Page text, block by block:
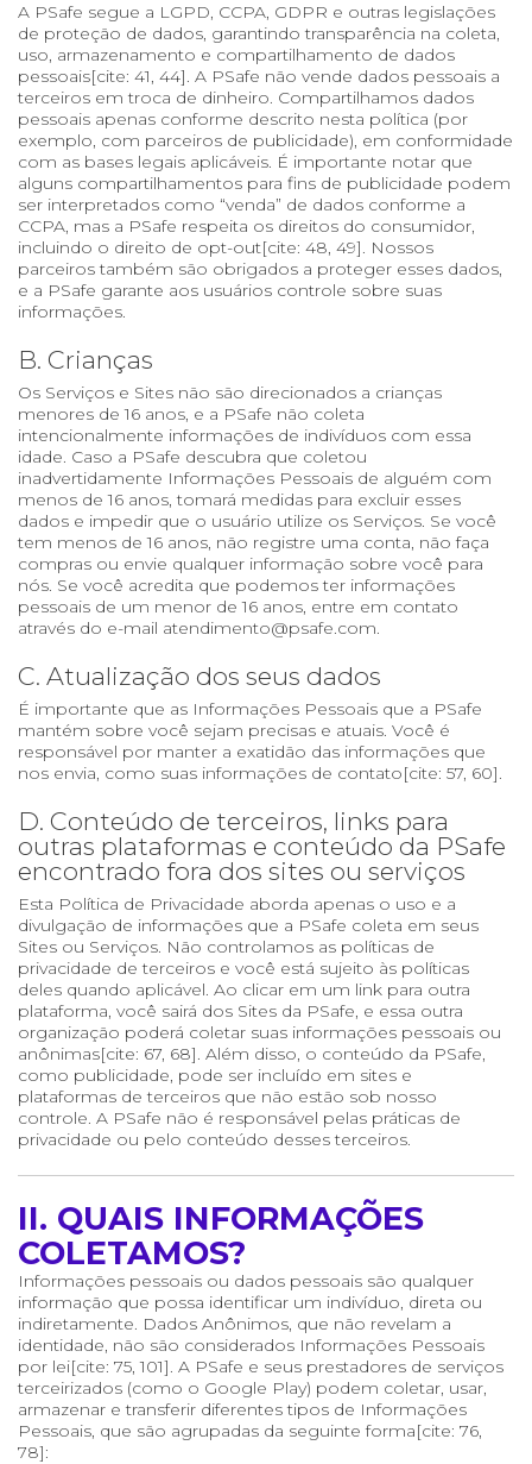
A PSafe segue a LGPD, CCPA, GDPR e outras legislações
de proteção de dados, garantindo transparência na coleta,
uso, armazenamento e compartilhamento de dados
pessoais[cite: 41, 44]. A PSafe não vende dados pessoais a
terceiros em troca de dinheiro. Compartilhamos dados
pessoais apenas conforme descrito nesta política (por
exemplo, com parceiros de publicidade), em conformidade
com as bases legais aplicáveis. É importante notar que
alguns compartilhamentos para fins de publicidade podem
ser interpretados como “venda” de dados conforme a
CCPA, mas a PSafe respeita os direitos do consumidor,
incluindo o direito de opt-out[cite: 48, 49]. Nossos
parceiros também são obrigados a proteger esses dados,
e a PSafe garante aos usuários controle sobre suas
informações.
B. Crianças
Os Serviços e Sites não são direcionados a crianças
menores de 16 anos, e a PSafe não coleta
intencionalmente informações de indivíduos com essa
idade. Caso a PSafe descubra que coletou
inadvertidamente Informações Pessoais de alguém com
menos de 16 anos, tomará medidas para excluir esses
dados e impedir que o usuário utilize os Serviços. Se você
tem menos de 16 anos, não registre uma conta, não faça
compras ou envie qualquer informação sobre você para
nós. Se você acredita que podemos ter informações
pessoais de um menor de 16 anos, entre em contato
através do e-mail atendimento@psafe.com.
C. Atualização dos seus dados
É importante que as Informações Pessoais que a PSafe
mantém sobre você sejam precisas e atuais. Você é
responsável por manter a exatidão das informações que
nos envia, como suas informações de contato[cite: 57, 60].
D. Conteúdo de terceiros, links para
outras plataformas e conteúdo da PSafe
encontrado fora dos sites ou serviços
Esta Política de Privacidade aborda apenas o uso e a
divulgação de informações que a PSafe coleta em seus
Sites ou Serviços. Não controlamos as políticas de
privacidade de terceiros e você está sujeito às políticas
deles quando aplicável. Ao clicar em um link para outra
plataforma, você sairá dos Sites da PSafe, e essa outra
organização poderá coletar suas informações pessoais ou
anônimas[cite: 67, 68]. Além disso, o conteúdo da PSafe,
como publicidade, pode ser incluído em sites e
plataformas de terceiros que não estão sob nosso
controle. A PSafe não é responsável pelas práticas de
privacidade ou pelo conteúdo desses terceiros.
II. QUAIS INFORMAÇÕES
COLETAMOS?
Informações pessoais ou dados pessoais são qualquer
informação que possa identificar um indivíduo, direta ou
indiretamente. Dados Anônimos, que não revelam a
identidade, não são considerados Informações Pessoais
por lei[cite: 75, 101]. A PSafe e seus prestadores de serviços
terceirizados (como o Google Play) podem coletar, usar,
armazenar e transferir diferentes tipos de Informações
Pessoais, que são agrupadas da seguinte forma[cite: 76,
78]: